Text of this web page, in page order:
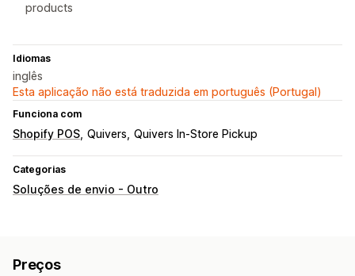
products
Idiomas
inglês
Esta aplicação não está traduzida em português (Portugal)
Funciona com
Shopify POS Quivers Quivers In-Store Pickup
Categorias
Soluções de envio - Outro
Preços